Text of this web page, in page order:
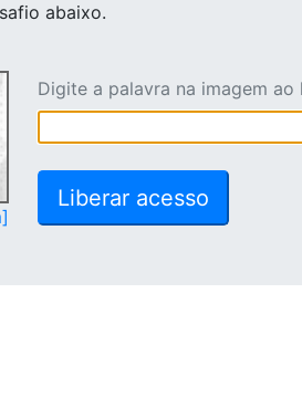
abaixo.
Digite a palavra na imagem